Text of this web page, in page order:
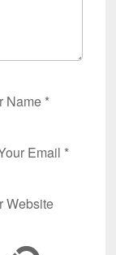
Name *
Email *
Website